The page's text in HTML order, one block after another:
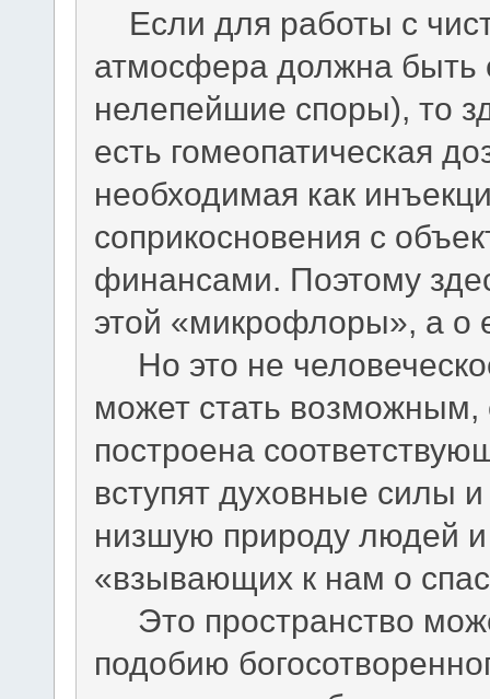
Если для работы с
атмосфера должна быть
нелепейшие споры), то
есть гомеопатическая
необходимая как
соприкосновения с
финансами. Поэтому
этой «микрофлоры», а о
Но это не
может стать возможным,
построена
вступят духовные силы
низшую природу людей
«взывающих к нам о
Это пространство
подобию